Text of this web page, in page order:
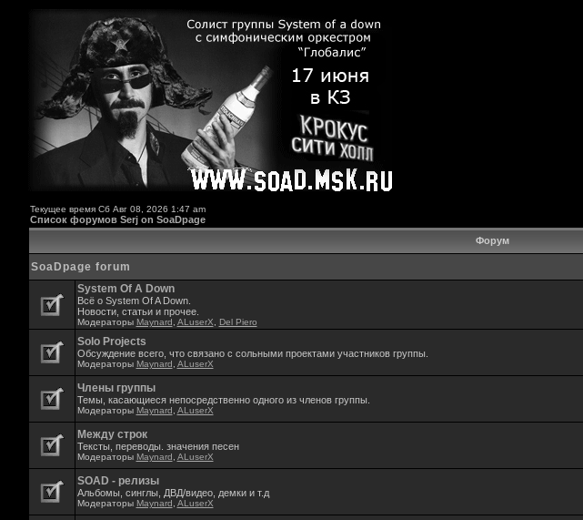
Текущее время Сб Авг 08, 2026 1:47 am
Список форумов Serj on SoaDpage
Форум
SoaDpage forum
System Of A Down
Всё о System Of A Down.
Новости, статьи и прочее.
Модераторы Maynard ALuserX Del Piero
Solo Projects
Обсуждение всего, что связано с сольными проектами участников группы.
Модераторы Maynard ALuserX
Члены группы
Темы, касающиеся непосредственно одного из членов группы.
Модераторы Maynard ALuserX
Между строк
Тексты, переводы. значения песен
Модераторы Maynard ALuserX
SOAD - релизы
Альбомы, синглы, ДВД/видео, демки и т.д
Модераторы Maynard ALuserX